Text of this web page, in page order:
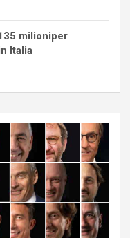
milioniper
Italia